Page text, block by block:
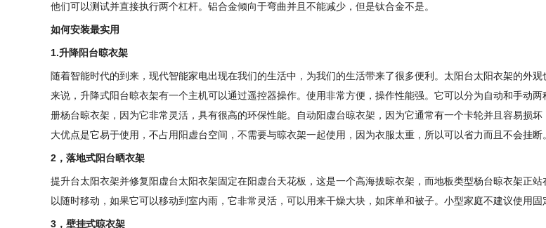
他们可以测试并直接执行两个杠杆。铝合金倾向于弯曲并且不能减少，但是钛合金不是。
如何安装最实用
1.升降阳台晾衣架
随着智能时代的到来，现代智能家电出现在我们的生活中，为我们的生活带来了很多便利。太阳台太阳衣架的外
来说，升降式阳台晾衣架有一个主机可以通过遥控器操作。使用非常方便，操作性能强。它可以分为自动和手动
册杨台晾衣架，因为它非常灵活，具有很高的环保性能。自动阳虚台晾衣架，因为它通常有一个卡轮并且容易损
大优点是它易于使用，不占用阳虚台空间，不需要与晾衣架一起使用，因为衣服太重，所以可以省力而且不会挂断。
2，落地式阳台晒衣架
提升台太阳衣架并修复阳虚台太阳衣架固定在阳虚台天花板，这是一个高海拔晾衣架，而地板类型杨台晾衣架正
以随时移动，如果它可以移动到室内雨，它非常灵活，可以用来干燥大块，如床单和被子。小型家庭不建议使用固
3，壁挂式晾衣架